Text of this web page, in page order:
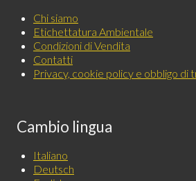
Chi siamo
Etichettatura Ambientale
Condizioni di Vendita
Contatti
Privacy, cookie policy e obbligo di
Cambio lingua
Italiano
Deutsch